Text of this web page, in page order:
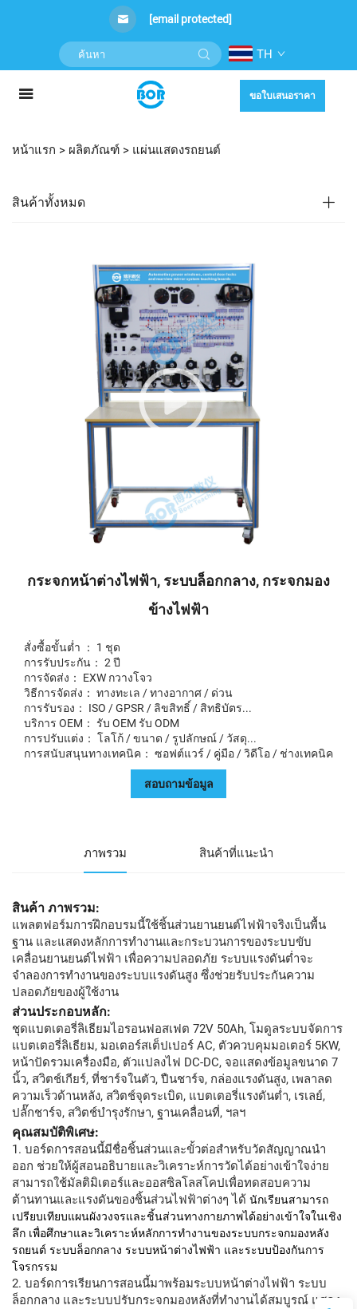
[email protected]
TH
ขอใบเสนอราคา
หน้าแรก > ผลิตภัณฑ์ > แผ่นแสดงรถยนต์
สินค้าทั้งหมด
กระจกหน้าต่างไฟฟ้า, ระบบล็อกกลาง, กระจกมอง
ข้างไฟฟ้า
สั่งซื้อขั้นต่ำ ： 1 ชุด
การรับประกัน： 2 ปี
การจัดส่ง： EXW กวางโจว
วิธีการจัดส่ง： ทางทะเล / ทางอากาศ / ด่วน
การรับรอง： ISO / GPSR / ลิขสิทธิ์ / สิทธิบัตร...
บริการ OEM： รับ OEM รับ ODM
การปรับแต่ง： โลโก้ / ขนาด / รูปลักษณ์ / วัสดุ...
การสนับสนุนทางเทคนิค： ซอฟต์แวร์ / คู่มือ / วิดีโอ / ช่างเทคนิค
สอบถามข้อมูล
ภาพรวม สินค้าที่แนะนำ
สินค้า ภาพรวม:
แพลตฟอร์มการฝึกอบรมนี้ใช้ชิ้นส่วนยานยนต์ไฟฟ้าจริงเป็นพื้น
ฐาน และแสดงหลักการทำงานและกระบวนการของระบบขับ
เคลื่อนยานยนต์ไฟฟ้า เพื่อความปลอดภัย ระบบแรงดันต่ำจะ
จำลองการทำงานของระบบแรงดันสูง ซึ่งช่วยรับประกันความ
ปลอดภัยของผู้ใช้งาน
ส่วนประกอบหลัก:
ชุดแบตเตอรี่ลิเธียมไอรอนฟอสเฟต 72V 50Ah, โมดูลระบบจัดการ
แบตเตอรี่ลิเธียม, มอเตอร์สเต็ปเปอร์ AC, ตัวควบคุมมอเตอร์ 5KW,
หน้าปัดรวมเครื่องมือ, ตัวแปลงไฟ DC-DC, จอแสดงข้อมูลขนาด 7
นิ้ว, สวิตช์เกียร์, ที่ชาร์จในตัว, ปืนชาร์จ, กล่องแรงดันสูง, เพลาลด
ความเร็วด้านหลัง, สวิตช์จุดระเบิด, แบตเตอรี่แรงดันต่ำ, เรเลย์,
ปลั๊กชาร์จ, สวิตช์บำรุงรักษา, ฐานเคลื่อนที่, ฯลฯ
คุณสมบัติพิเศษ:
1. บอร์ดการสอนนี้มีชื่อชิ้นส่วนและขั้วต่อสำหรับวัดสัญญาณนำ
ออก ช่วยให้ผู้สอนอธิบายและวิเคราะห์การวัดได้อย่างเข้าใจง่าย
สามารถใช้มัลติมิเตอร์และออสซิลโลสโคปเพื่อทดสอบความ
ต้านทานและแรงดันของชิ้นส่วนไฟฟ้าต่างๆ ได้ นักเรียนสามารถ
เปรียบเทียบแผนผังวงจรและชิ้นส่วนทางกายภาพได้อย่างเข้าใจในเชิง
ลึก เพื่อศึกษาและวิเคราะห์หลักการทำงานของระบบกระจกมองหลัง
รถยนต์ ระบบล็อกกลาง ระบบหน้าต่างไฟฟ้า และระบบป้องกันการ
โจรกรรม
2. บอร์ดการเรียนการสอนนี้มาพร้อมระบบหน้าต่างไฟฟ้า ระบบ
ล็อกกลาง และระบบปรับกระจกมองหลังที่ทำงานได้สมบูรณ์ แสดง